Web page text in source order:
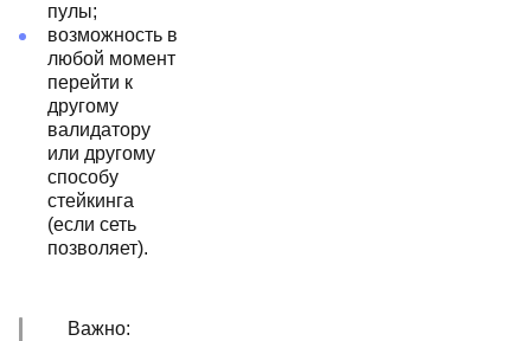
пулы;
возможность в
любой момент
перейти к
другому
валидатору
или другому
способу
стейкинга
(если сеть
позволяет).
Важно: